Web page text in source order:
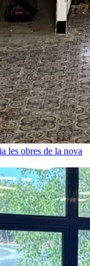
les obres de la nova